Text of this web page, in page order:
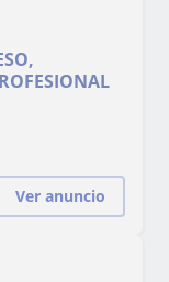
Ver anuncio